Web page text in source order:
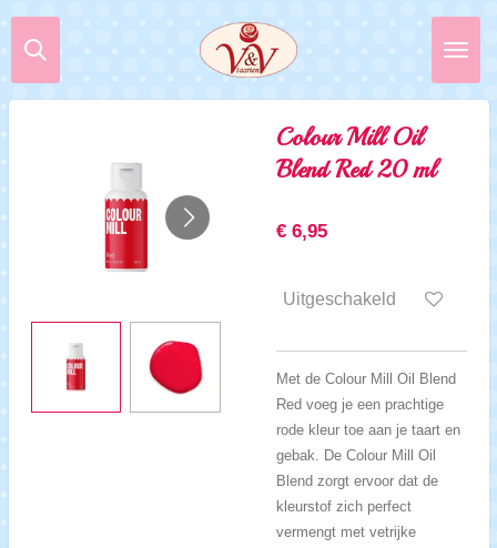
Ga
direct
de
Colour Mill Oil
Blend Red 20 ml
€ 6,95
Uitgeschakeld
Met de Colour Mill Oil Blend
Red voeg je een prachtige
rode kleur toe aan je taart en
gebak. De Colour Mill Oil
Blend zorgt ervoor dat de
kleurstof zich perfect
vermengt met vetrijke